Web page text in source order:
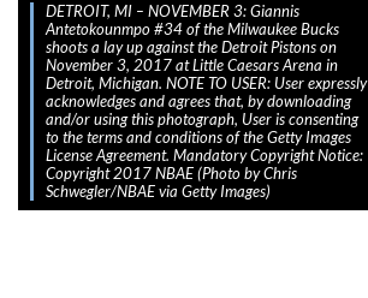
DETROIT, MI – NOVEMBER 3: Giannis
Antetokounmpo #34 of the Milwaukee Bucks
shoots a lay up against the Detroit Pistons on
November 3, 2017 at Little Caesars Arena in
Detroit, Michigan. NOTE TO USER: User expressly
acknowledges and agrees that, by downloading
and/or using this photograph, User is consenting
to the terms and conditions of the Getty Images
License Agreement. Mandatory Copyright Notice:
Copyright 2017 NBAE (Photo by Chris
Schwegler/NBAE via Getty Images)